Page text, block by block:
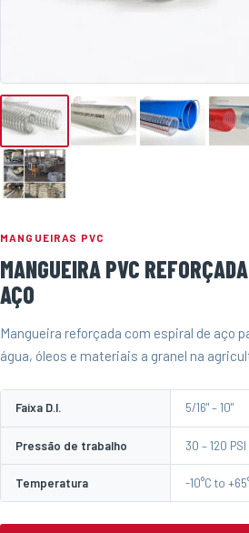
MANGUEIRAS PVC
MANGUEIRA PVC
AÇO
Mangueira reforçada com espiral de aço
água, óleos e materiais a granel na
Faixa D.I. 5/16" – 10"
Pressão de trabalho 30 – 120 PSI
Temperatura -10°C to